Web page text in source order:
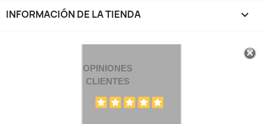
INFORMACIÓN DE LA TIENDA keyboard_arrow_down
OPINIONES
CLIENTES